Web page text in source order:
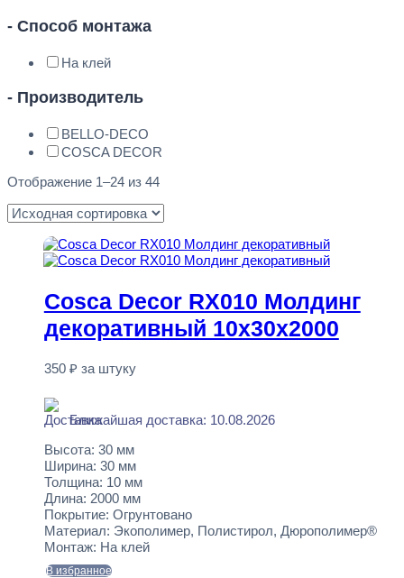
- Способ монтажа
На клей
- Производитель
BELLO-DECO
COSCA DECOR
Отображение 1–24 из 44
Cosca Decor RX010 Молдинг
декоративный 10x30x2000
350 ₽ за штуку
Ближайшая доставка: 10.08.2026
Высота: 30 мм
Ширина: 30 мм
Толщина: 10 мм
Длина: 2000 мм
Покрытие: Огрунтовано
Материал: Экополимер, Полистирол, Дюрополимер®
Монтаж: На клей
В избранное